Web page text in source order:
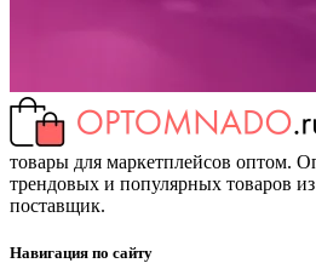
товары для маркетплейсов оптом.
трендовых и популярных товаров
поставщик.
Навигация по сайту